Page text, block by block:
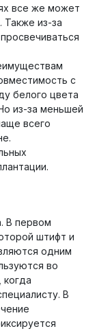
все же может
Также из-за
с
белого цвета
из-за меньшей
всего
В первом
штифт и
одним
во
когда
В